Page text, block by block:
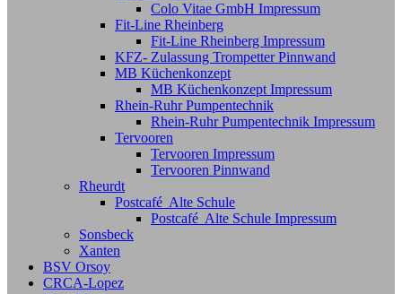
Colo Vitae GmbH Impressum
Fit-Line Rheinberg
Fit-Line Rheinberg Impressum
KFZ- Zulassung Trompetter Pinnwand
MB Küchenkonzept
MB Küchenkonzept Impressum
Rhein-Ruhr Pumpentechnik
Rhein-Ruhr Pumpentechnik Impressum
Tervooren
Tervooren Impressum
Tervooren Pinnwand
Rheurdt
Postcafé Alte Schule
Postcafé Alte Schule Impressum
Sonsbeck
Xanten
BSV Orsoy
CRCA-Lopez